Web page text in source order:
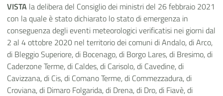
VISTA la delibera del Consiglio dei ministri del 26 febbraio 2021
con la quale è stato dichiarato lo stato di emergenza in
conseguenza degli eventi meteorologici verificatisi nei giorni dal
2 al 4 ottobre 2020 nel territorio dei comuni di Andalo, di Arco,
di Bleggio Superiore, di Bocenago, di Borgo Lares, di Bresimo, di
Caderzone Terme, di Caldes, di Carisolo, di Cavedine, di
Cavizzana, di Cis, di Comano Terme, di Commezzadura, di
Croviana, di Dimaro Folgarida, di Drena, di Dro, di Fiavè, di